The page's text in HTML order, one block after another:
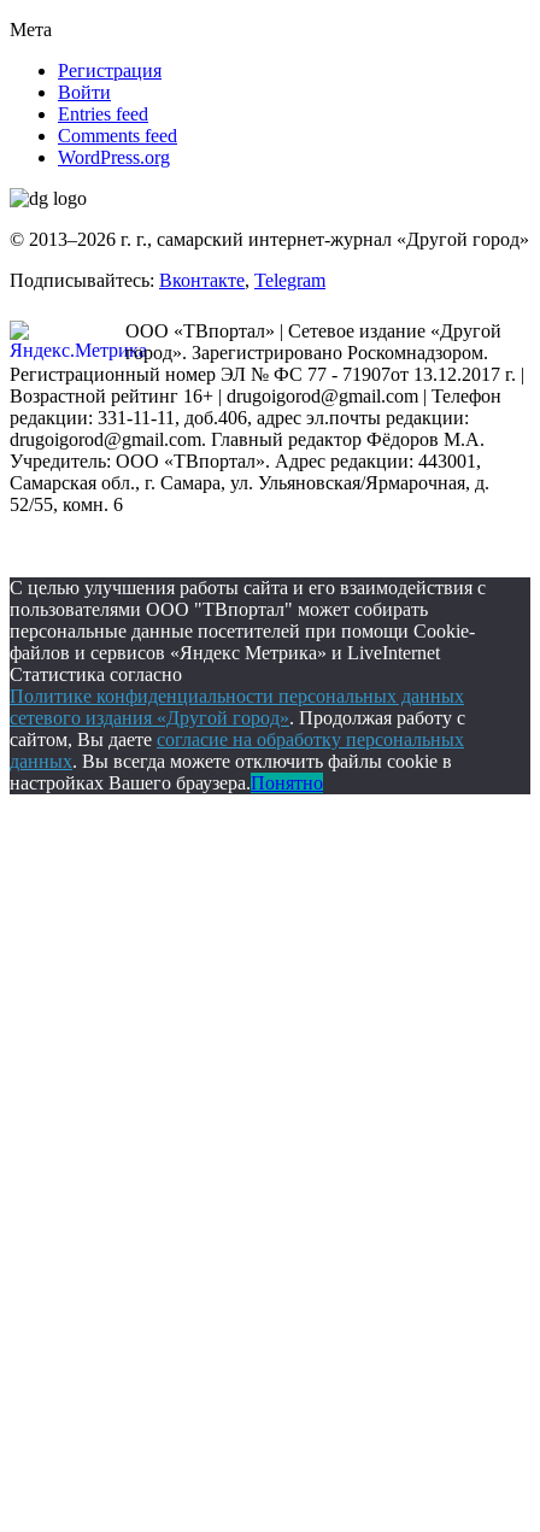
Мета
Регистрация
Войти
Entries feed
Comments feed
WordPress.org
© 2013–2026 г. г., самарский интернет-журнал «Другой город»
Подписывайтесь: Вконтакте, Telegram
ООО «ТВпортал» | Сетевое издание «Другой
город». Зарегистрировано Роскомнадзором.
Регистрационный номер ЭЛ № ФС 77 - 71907от 13.12.2017 г. |
Возрастной рейтинг 16+ | drugoigorod@gmail.com | Телефон
редакции: 331-11-11, доб.406, адрес эл.почты редакции:
drugoigorod@gmail.com. Главный редактор Фёдоров М.А.
Учредитель: ООО «ТВпортал». Адрес редакции: 443001,
Самарская обл., г. Самара, ул. Ульяновская/Ярмарочная, д.
52/55, комн. 6
С целью улучшения работы сайта и его взаимодействия с
пользователями ООО "ТВпортал" может собирать
персональные данные посетителей при помощи Cookie-
файлов и сервисов «Яндекс Метрика» и LiveInternet
Статистика согласно
Политике конфиденциальности персональных данных
сетевого издания «Другой город». Продолжая работу с
сайтом, Вы даете согласие на обработку персональных
данных. Вы всегда можете отключить файлы cookie в
настройках Вашего браузера.Понятно